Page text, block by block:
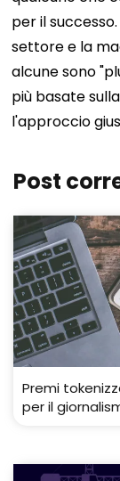
per il
settore e la
alcune sono
più basate
l'approccio
Post
Premi
per il